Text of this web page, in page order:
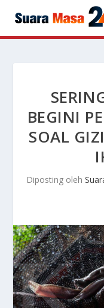
BEGINI
SOAL
Diposting oleh